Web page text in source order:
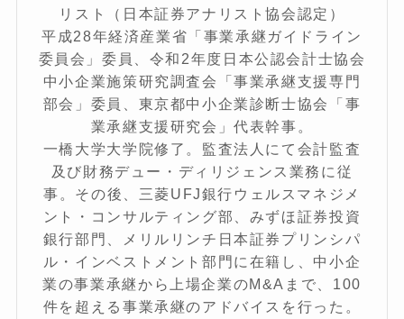
リスト（日本証券アナリスト協会認定）
平成28年経済産業省「事業承継ガイドライン
委員会」委員、令和2年度日本公認会計士協会
中小企業施策研究調査会「事業承継支援専門
部会」委員、東京都中小企業診断士協会「事
業承継支援研究会」代表幹事。
一橋大学大学院修了。監査法人にて会計監査
及び財務デュー・ディリジェンス業務に従
事。その後、三菱UFJ銀行ウェルスマネジメ
ント・コンサルティング部、みずほ証券投資
銀行部門、メリルリンチ日本証券プリンシパ
ル・インベストメント部門に在籍し、中小企
業の事業承継から上場企業のM&Aまで、100
件を超える事業承継のアドバイスを行った。